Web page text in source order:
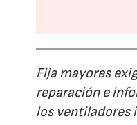
Fija mayores
reparación e
los ventiladores